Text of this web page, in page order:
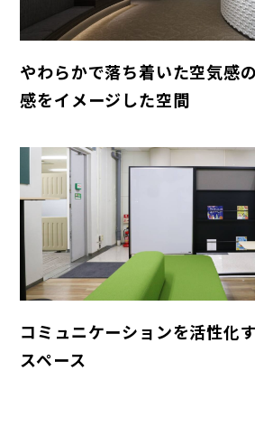
やわらかで落ち着いた空気感
感をイメージした空間
コミュニケーションを活性化
スペース